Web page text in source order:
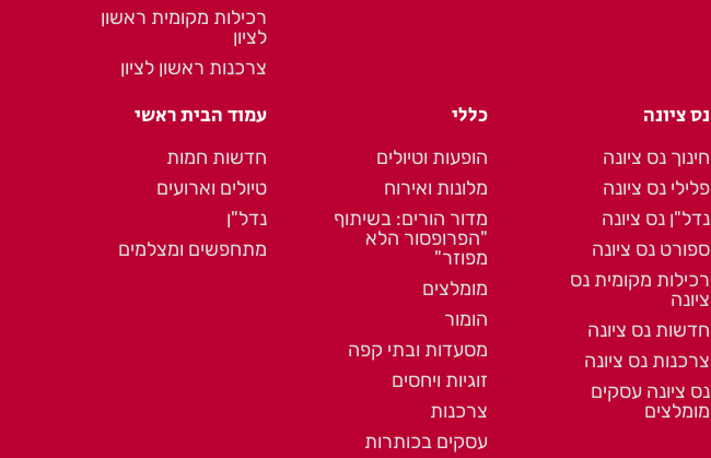
רכילות מקומית ראשון
לציון
צרכנות ראשון לציון
נס ציונה
חינוך נס ציונה
פלילי נס ציונה
נדל"ן נס ציונה
ספורט נס ציונה
רכילות מקומית נס
ציונה
חדשות נס ציונה
צרכנות נס ציונה
נס ציונה עסקים
מומלצים
כללי
הופעות וטיולים
מלונות ואירוח
מדור הורים: בשיתוף
"הפרופסור הלא
מפוזר"
מומלצים
הומור
מסעדות ובתי קפה
זוגיות ויחסים
צרכנות
עסקים בכותרות
עמוד הבית ראשי
חדשות חמות
טיולים וארועים
נדל"ן
מתחפשים ומצלמים